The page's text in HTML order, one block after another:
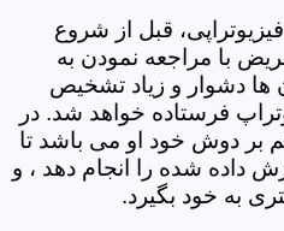
قبل از شروع
با مراجعه نمودن به
دشوار و زیاد تشخیص
فرستاده خواهد شد. در
بر دوش خود او می باشد تا
داده شده را انجام دهد ، و
به خود بگیرد.